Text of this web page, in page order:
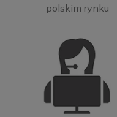
polskim rynku